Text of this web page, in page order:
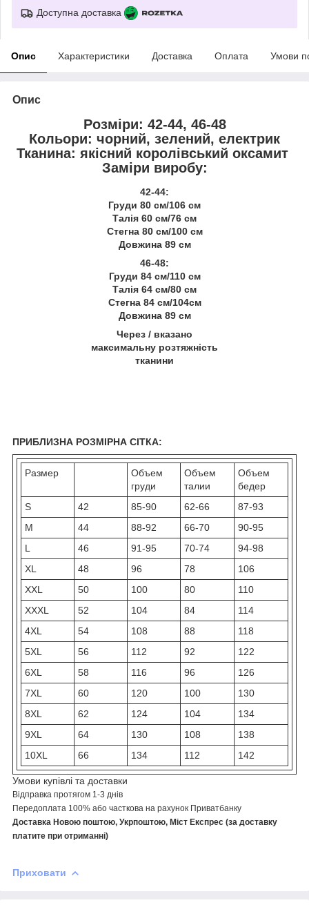
Доступна доставка
Опис Характеристики Доставка Оплата Умови
Опис
Розміри: 42-44, 46-48
Кольори: чорний, зелений, електрик
Тканина: якісний королівський оксамит
Заміри виробу:
42-44:
Груди 80 см/106 см
Талія 60 см/76 см
Стегна 80 см/100 см
Довжина 89 см
46-48:
Груди 84 см/110 см
Талія 64 см/80 см
Стегна 84 см/104см
Довжина 89 см
Через / вказано
максимальну розтяжність
тканини
ПРИБЛИЗНА РОЗМІРНА СІТКА:
Размер
Объем
груди
Объем
талии
Объем
бедер
S
42 85-90 62-66
87-93
M
44 88-92 66-70
90-95
L
46 91-95 70-74
94-98
XL
48 96 78
106
XXL
50 100 80
110
XXXL
52 104 84
114
4XL
54 108 88
118
5XL
56 112 92
122
6XL
58 116 96
126
7XL
60 120 100
130
8XL
62 124 104
134
9XL
64 130 108
138
10XL
66 134 112 142
Умови купівлі та доставки
Відправка протягом 1-3 днів
Передоплата 100% або часткова на рахунок Приватбанку
Доставка Новою поштою, Укрпоштою, Міст Експрес (за доставку
платите при отриманні)
Приховати